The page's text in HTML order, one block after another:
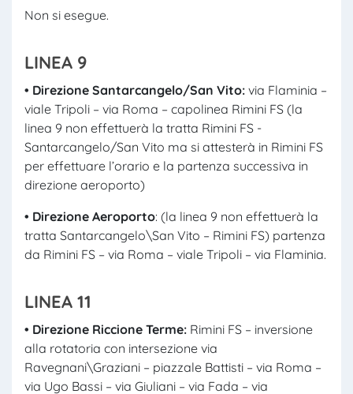
Non si esegue.
LINEA 9
• Direzione Santarcangelo/San Vito: via Flaminia –
viale Tripoli – via Roma – capolinea Rimini FS (la
linea 9 non effettuerà la tratta Rimini FS -
Santarcangelo/San Vito ma si attesterà in Rimini FS
per effettuare l’orario e la partenza successiva in
direzione aeroporto)
• Direzione Aeroporto: (la linea 9 non effettuerà la
tratta Santarcangelo\San Vito – Rimini FS) partenza
da Rimini FS – via Roma – viale Tripoli – via Flaminia.
LINEA 11
• Direzione Riccione Terme: Rimini FS – inversione
alla rotatoria con intersezione via
Ravegnani\Graziani – piazzale Battisti – via Roma –
via Ugo Bassi – via Giuliani – via Fada – via